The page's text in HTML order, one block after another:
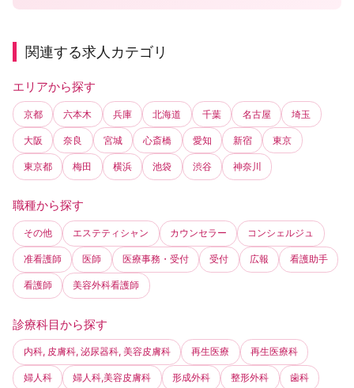
関連する求人カテゴリ
エリアから探す
京都 六本木 兵庫 北海道 千葉 名古屋 埼玉
大阪 奈良 宮城 心斎橋 愛知 新宿 東京
東京都 梅田 横浜 池袋 渋谷 神奈川
職種から探す
その他 エステティシャン カウンセラー コンシェルジュ
准看護師 医師 医療事務・受付 受付 広報 看護助手
看護師 美容外科看護師
診療科目から探す
内科, 皮膚科, 泌尿器科, 美容皮膚科 再生医療 再生医療科
婦人科 婦人科,美容皮膚科 形成外科 整形外科 歯科